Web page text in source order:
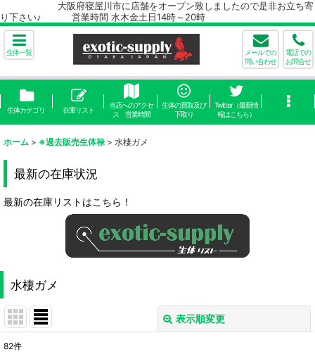
大阪府寝屋川市に店舗をオープン致しましたので是非お立ち寄
り下さい♪ 営業時間 水木金土日14時～20時
生体一覧
メールでの
問い合わせ
電話での
お問合せ
生体カテゴリ 在庫リスト
当店へのアクセ
ス 営業時間
生体の買取及び
下取り
Twitter（最新情
報はこちら）
ホーム > ※過去販売生体禄 > 水棲ガメ
最新の在庫状況
最新の在庫リストはこちら！
水棲ガメ
表示順変更
82件